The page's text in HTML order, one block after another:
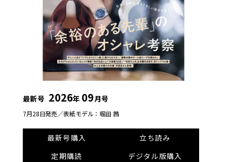
最新号 2026年 09月号
7月28日発売／表紙モデル：堀田 茜
最新号購入
立ち読み
定期購読
デジタル版購入